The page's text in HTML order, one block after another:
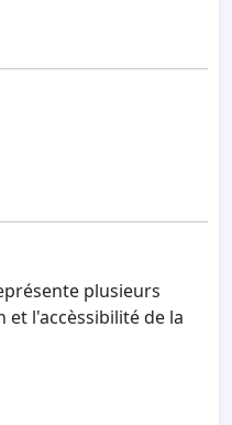
plusieurs
l'accèssibilité de la